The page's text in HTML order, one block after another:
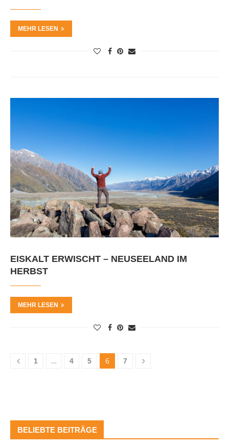
MEHR LESEN
EISKALT ERWISCHT – NEUSEELAND IM
HERBST
MEHR LESEN
1 … 4 5 6 7
BELIEBTE BEITRÄGE